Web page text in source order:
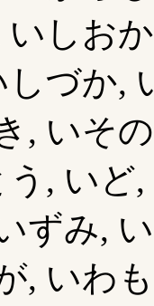
いしお
しづか,
, いそ
, いど
ずみ,
, いわ